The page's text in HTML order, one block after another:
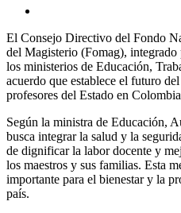
El Consejo Directivo del Fondo
del Magisterio (Fomag),
los ministerios de Educación,
acuerdo que establece el futuro
profesores del Estado en
Según la ministra de Educación,
busca integrar la salud y la
de dignificar la labor docente y
los maestros y sus familias. Esta
importante para el bienestar y la
país.